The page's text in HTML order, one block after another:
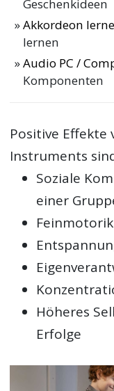
Geschenkideen
Akkordeon
lernen
Audio PC /
Komponenten
Positive Effekte
Instruments
Soziale
einer
Höheres
Erfolge